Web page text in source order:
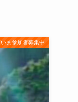
ま参加者募集中